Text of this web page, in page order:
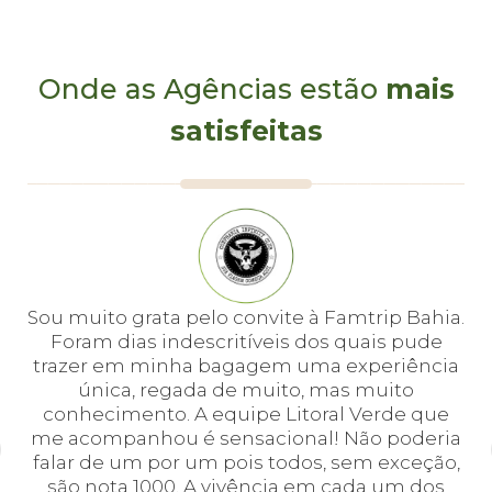
Onde as Agências estão mais
satisfeitas
Sou muito grata pelo convite à Famtrip Bahia.
Foram dias indescritíveis dos quais pude
trazer em minha bagagem uma experiência
única, regada de muito, mas muito
conhecimento. A equipe Litoral Verde que
me acompanhou é sensacional! Não poderia
falar de um por um pois todos, sem exceção,
são nota 1000. A vivência em cada um dos